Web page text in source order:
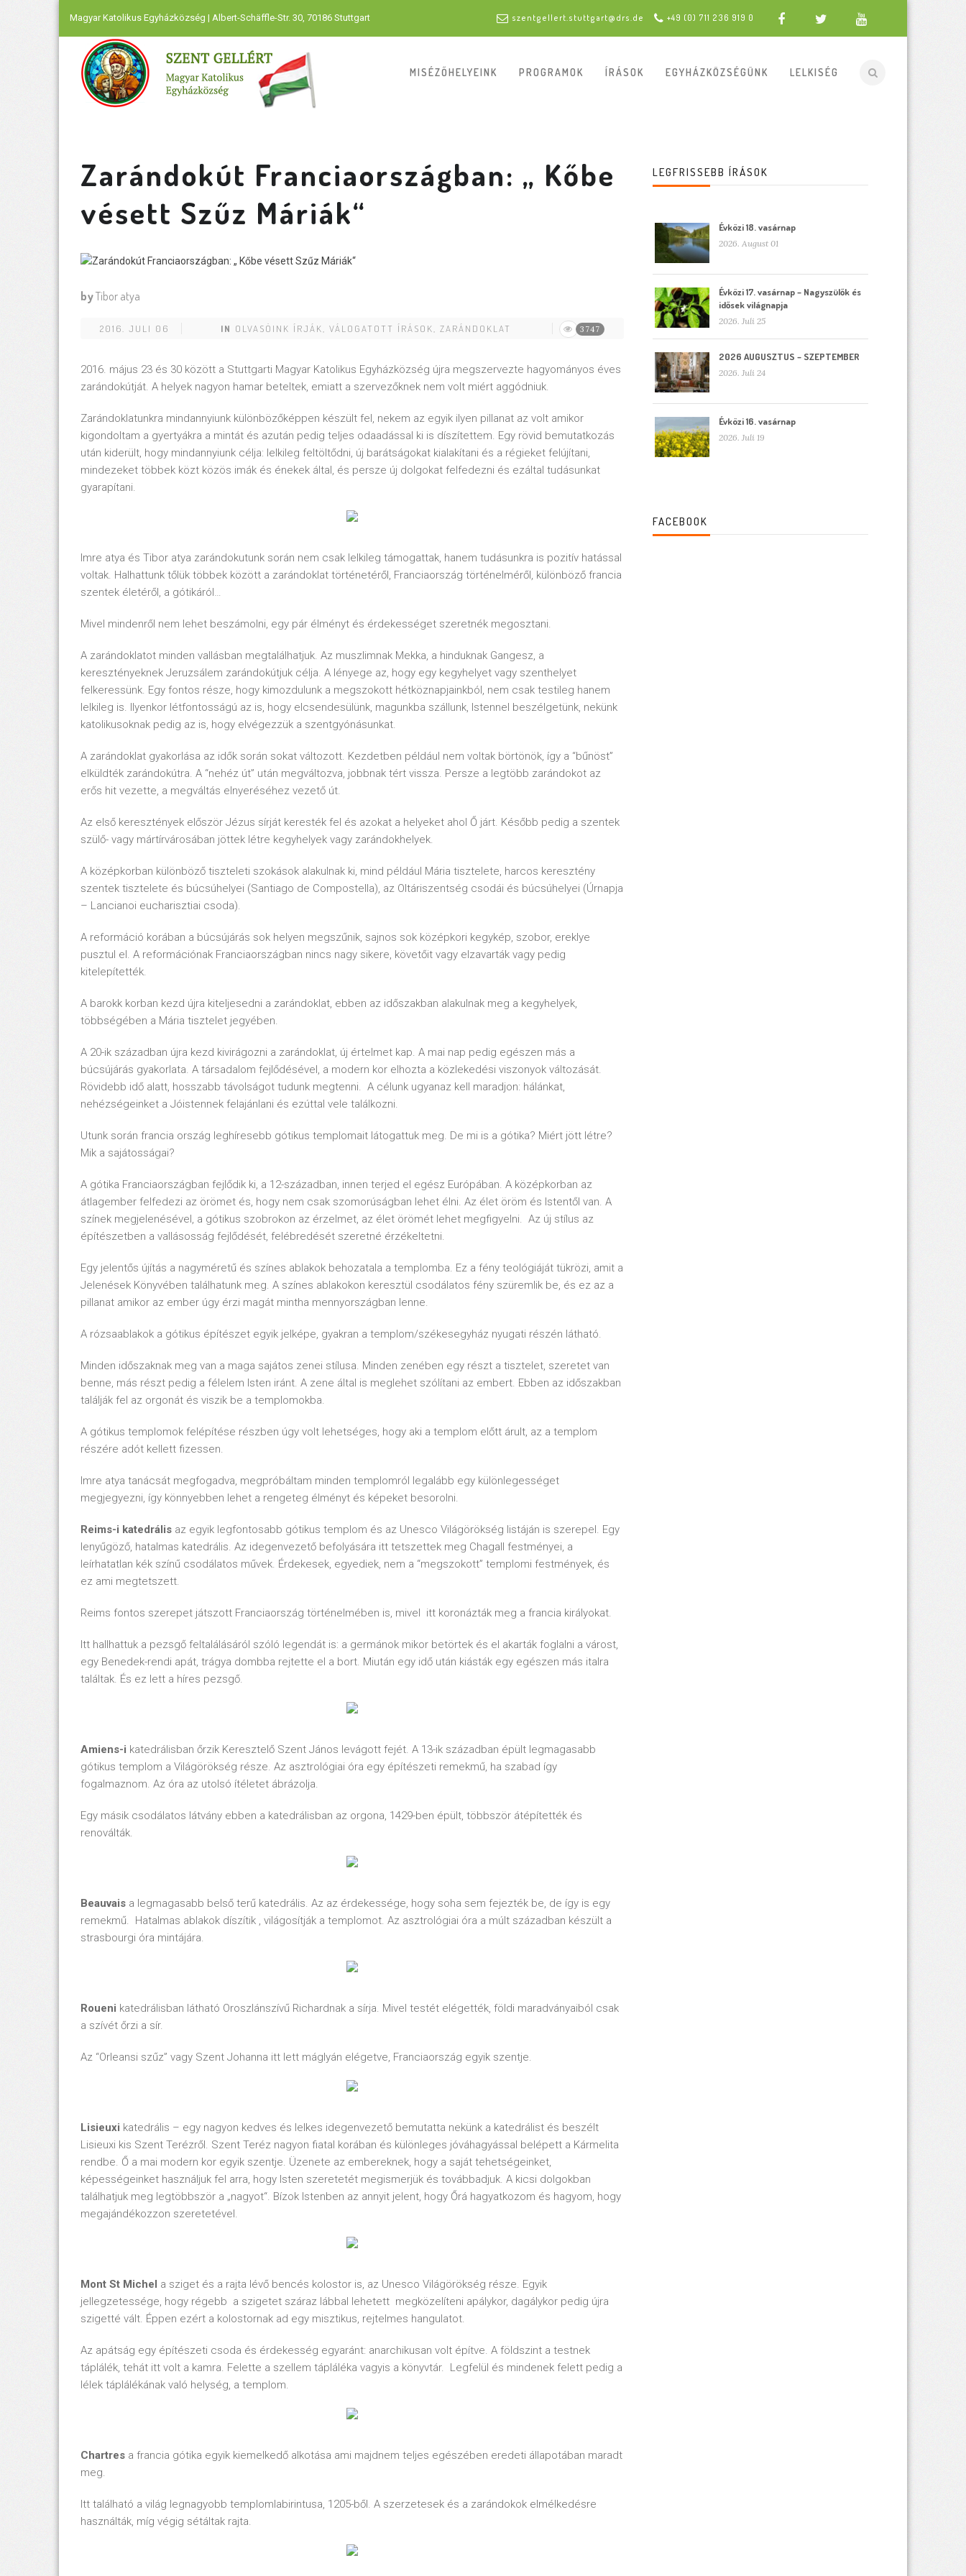
Magyar Katolikus Egyházközség | Albert-Schäffle-Str. 30, 70186 Stuttgart szentgellert.stuttgart@drs.de +49 (0) 711 236 919 0
MISÉZŐHELYEINK PROGRAMOK ÍRÁSOK EGYHÁZKÖZSÉGÜNK LELKISÉG
Zarándokút Franciaországban: „ Kőbe
vésett Szűz Máriák“
byTibor atya
2016. JULI 06 IN OLVASÓINK ÍRJÁK VÁLOGATOTT ÍRÁSOK ZARÁNDOKLAT 3747
2016. május 23 és 30 között a Stuttgarti Magyar Katolikus Egyházközség újra megszervezte hagyományos éves
zarándokútját. A helyek nagyon hamar beteltek, emiatt a szervezőknek nem volt miért aggódniuk.
Zarándoklatunkra mindannyiunk különbözőképpen készült fel, nekem az egyik ilyen pillanat az volt amikor
kigondoltam a gyertyákra a mintát és azután pedig teljes odaadással ki is díszítettem. Egy rövid bemutatkozás
után kiderült, hogy mindannyiunk célja: lelkileg feltöltődni, új barátságokat kialakítani és a régieket felújítani,
mindezeket többek közt közös imák és énekek által, és persze új dolgokat felfedezni és ezáltal tudásunkat
gyarapítani.
Imre atya és Tibor atya zarándokutunk során nem csak lelkileg támogattak, hanem tudásunkra is pozitív hatással
voltak. Halhattunk tőlük többek között a zarándoklat történetéről, Franciaország történelméről, különböző francia
szentek életéről, a gótikáról…
Mivel mindenről nem lehet beszámolni, egy pár élményt és érdekességet szeretnék megosztani.
A zarándoklatot minden vallásban megtalálhatjuk. Az muszlimnak Mekka, a hinduknak Gangesz, a
keresztényeknek Jeruzsálem zarándokútjuk célja. A lényege az, hogy egy kegyhelyet vagy szenthelyet
felkeressünk. Egy fontos része, hogy kimozdulunk a megszokott hétköznapjainkból, nem csak testileg hanem
lelkileg is. Ilyenkor létfontosságú az is, hogy elcsendesülünk, magunkba szállunk, Istennel beszélgetünk, nekünk
katolikusoknak pedig az is, hogy elvégezzük a szentgyónásunkat.
A zarándoklat gyakorlása az idők során sokat változott. Kezdetben például nem voltak börtönök, így a “bűnöst”
elküldték zarándokútra. A “nehéz út” után megváltozva, jobbnak tért vissza. Persze a legtöbb zarándokot az
erős hit vezette, a megváltás elnyeréséhez vezető út.
Az első keresztények először Jézus sírját keresték fel és azokat a helyeket ahol Ő járt. Később pedig a szentek
szülő- vagy mártírvárosában jöttek létre kegyhelyek vagy zarándokhelyek.
A középkorban különböző tiszteleti szokások alakulnak ki, mind például Mária tisztelete, harcos keresztény
szentek tisztelete és búcsúhelyei (Santiago de Compostella), az Oltáriszentség csodái és búcsúhelyei (Úrnapja
– Lancianoi eucharisztiai csoda).
A reformáció korában a búcsújárás sok helyen megszűnik, sajnos sok középkori kegykép, szobor, ereklye
pusztul el. A reformációnak Franciaországban nincs nagy sikere, követőit vagy elzavarták vagy pedig
kitelepítették.
A barokk korban kezd újra kiteljesedni a zarándoklat, ebben az időszakban alakulnak meg a kegyhelyek,
többségében a Mária tisztelet jegyében.
A 20-ik században újra kezd kivirágozni a zarándoklat, új értelmet kap. A mai nap pedig egészen más a
búcsújárás gyakorlata. A társadalom fejlődésével, a modern kor elhozta a közlekedési viszonyok változását.
Rövidebb idő alatt, hosszabb távolságot tudunk megtenni. A célunk ugyanaz kell maradjon: hálánkat,
nehézségeinket a Jóistennek felajánlani és ezúttal vele találkozni.
Utunk során francia ország leghíresebb gótikus templomait látogattuk meg. De mi is a gótika? Miért jött létre?
Mik a sajátosságai?
A gótika Franciaországban fejlődik ki, a 12-században, innen terjed el egész Európában. A középkorban az
átlagember felfedezi az örömet és, hogy nem csak szomorúságban lehet élni. Az élet öröm és Istentől van. A
színek megjelenésével, a gótikus szobrokon az érzelmet, az élet örömét lehet megfigyelni. Az új stílus az
építészetben a vallásosság fejlődését, felébredését szeretné érzékeltetni.
Egy jelentős újítás a nagyméretű és színes ablakok behozatala a templomba. Ez a fény teológiáját tükrözi, amit a
Jelenések Könyvében találhatunk meg. A színes ablakokon keresztül csodálatos fény szüremlik be, és ez az a
pillanat amikor az ember úgy érzi magát mintha mennyországban lenne.
A rózsaablakok a gótikus építészet egyik jelképe, gyakran a templom/székesegyház nyugati részén látható.
Minden időszaknak meg van a maga sajátos zenei stílusa. Minden zenében egy részt a tisztelet, szeretet van
benne, más részt pedig a félelem Isten iránt. A zene által is meglehet szólítani az embert. Ebben az időszakban
találják fel az orgonát és viszik be a templomokba.
A gótikus templomok felépítése részben úgy volt lehetséges, hogy aki a templom előtt árult, az a templom
részére adót kellett fizessen.
Imre atya tanácsát megfogadva, megpróbáltam minden templomról legalább egy különlegességet
megjegyezni, így könnyebben lehet a rengeteg élményt és képeket besorolni.
Reims-i katedrális az egyik legfontosabb gótikus templom és az Unesco Világörökség listáján is szerepel. Egy
lenyűgöző, hatalmas katedrális. Az idegenvezető befolyására itt tetszettek meg Chagall festményei, a
leírhatatlan kék színű csodálatos művek. Érdekesek, egyediek, nem a “megszokott” templomi festmények, és
ez ami megtetszett.
Reims fontos szerepet játszott Franciaország történelmében is, mivel itt koronázták meg a francia királyokat.
Itt hallhattuk a pezsgő feltalálásáról szóló legendát is: a germánok mikor betörtek és el akarták foglalni a várost,
egy Benedek-rendi apát, trágya dombba rejtette el a bort. Miután egy idő után kiásták egy egészen más italra
találtak. És ez lett a híres pezsgő.
Amiens-i katedrálisban őrzik Keresztelő Szent János levágott fejét. A 13-ik században épült legmagasabb
gótikus templom a Világörökség része. Az asztrológiai óra egy építészeti remekmű, ha szabad így
fogalmaznom. Az óra az utolsó ítéletet ábrázolja.
Egy másik csodálatos látvány ebben a katedrálisban az orgona, 1429-ben épült, többször átépítették és
renoválták.
Beauvais a legmagasabb belső terű katedrális. Az az érdekessége, hogy soha sem fejezték be, de így is egy
remekmű. Hatalmas ablakok díszítik , világosítják a templomot. Az asztrológiai óra a múlt században készült a
strasbourgi óra mintájára.
Roueni katedrálisban látható Oroszlánszívű Richardnak a sírja. Mivel testét elégették, földi maradványaiból csak
a szívét őrzi a sír.
Az “Orleansi szűz” vagy Szent Johanna itt lett máglyán elégetve, Franciaország egyik szentje.
Lisieuxi katedrális – egy nagyon kedves és lelkes idegenvezető bemutatta nekünk a katedrálist és beszélt
Lisieuxi kis Szent Terézről. Szent Teréz nagyon fiatal korában és különleges jóváhagyással belépett a Kármelita
rendbe. Ő a mai modern kor egyik szentje. Üzenete az embereknek, hogy a saját tehetségeinket,
képességeinket használjuk fel arra, hogy Isten szeretetét megismerjük és továbbadjuk. A kicsi dolgokban
találhatjuk meg legtöbbször a „nagyot“. Bízok Istenben az annyit jelent, hogy Őrá hagyatkozom és hagyom, hogy
megajándékozzon szeretetével.
Mont St Michel a sziget és a rajta lévő bencés kolostor is, az Unesco Világörökség része. Egyik
jellegzetessége, hogy régebb a szigetet száraz lábbal lehetett megközelíteni apálykor, dagálykor pedig újra
szigetté vált. Éppen ezért a kolostornak ad egy misztikus, rejtelmes hangulatot.
Az apátság egy építészeti csoda és érdekesség egyaránt: anarchikusan volt építve. A földszint a testnek
táplálék, tehát itt volt a kamra. Felette a szellem tápláléka vagyis a könyvtár. Legfelül és mindenek felett pedig a
lélek táplálékának való helység, a templom.
Chartres a francia gótika egyik kiemelkedő alkotása ami majdnem teljes egészében eredeti állapotában maradt
meg.
Itt található a világ legnagyobb templomlabirintusa, 1205-ből. A szerzetesek és a zarándokok elmélkedésre
használták, míg végig sétáltak rajta.
LEGFRISSEBB ÍRÁSOK
Évközi 18. vasárnap
2026. August 01
Évközi 17. vasárnap – Nagyszülők és
idősek világnapja
2026. Juli 25
2026 AUGUSZTUS – SZEPTEMBER
2026. Juli 24
Évközi 16. vasárnap
2026. Juli 19
FACEBOOK